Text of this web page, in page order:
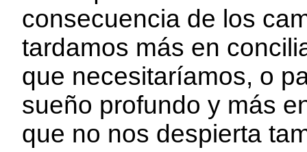
consecuencia de los
tardamos más en
que necesitaríamos, o
sueño profundo y más
que no nos despierta